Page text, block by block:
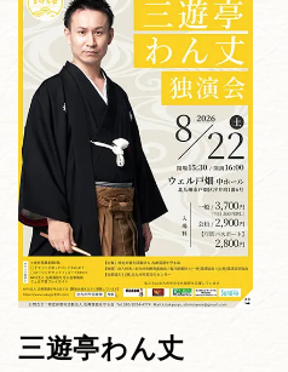
三遊亭わん丈